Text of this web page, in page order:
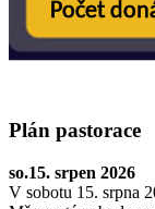
Plán pastorace
so.15. srpen 2026
V sobotu 15. srpna